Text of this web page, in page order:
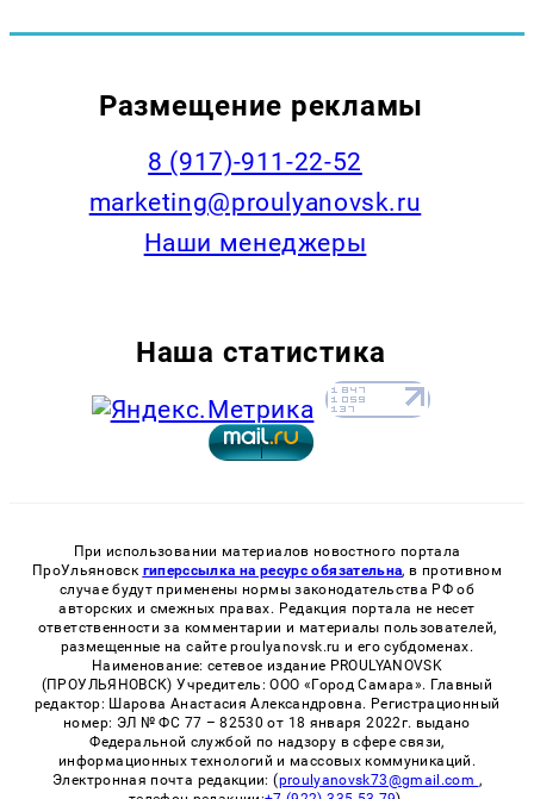
Размещение рекламы
8 (917)-911-22-52
marketing@proulyanovsk.ru
Наши менеджеры
Наша статистика
При использовании материалов новостного портала
ПроУльяновск гиперссылка на ресурс обязательна, в противном
случае будут применены нормы законодательства РФ об
авторских и смежных правах. Редакция портала не несет
ответственности за комментарии и материалы пользователей,
размещенные на сайте proulyanovsk.ru и его субдоменах.
Наименование: сетевое издание PROULYANOVSK
(ПРОУЛЬЯНОВСК) Учредитель: ООО «Город Самара». Главный
редактор: Шарова Анастасия Александровна. Регистрационный
номер: ЭЛ № ФС 77 – 82530 от 18 января 2022г. выдано
Федеральной службой по надзору в сфере связи,
информационных технологий и массовых коммуникаций.
Электронная почта редакции: (proulyanovsk73@gmail.com ,